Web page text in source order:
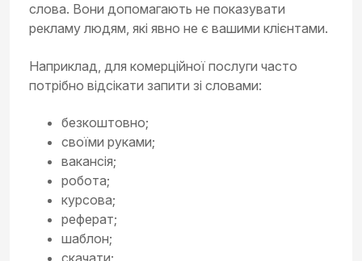
слова. Вони допомагають не показувати
рекламу людям, які явно не є вашими клієнтами.
Наприклад, для комерційної послуги часто
потрібно відсікати запити зі словами:
безкоштовно;
своїми руками;
вакансія;
робота;
курсова;
реферат;
шаблон;